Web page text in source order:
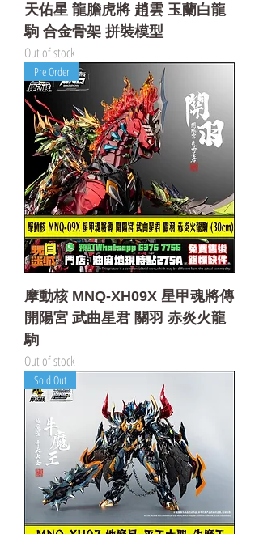
天佑星 龍膽虎將 趙雲 玉蘭白龍
駒 合金骨架 拼裝模型
Out of stock
Pre Order
摩動核 MNQ-XH09X 星甲魂將傳
開陽宮 武曲星君 關羽 赤炎火龍
駒
Out of stock
Sold Out